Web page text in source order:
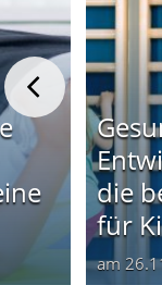
die
für
am